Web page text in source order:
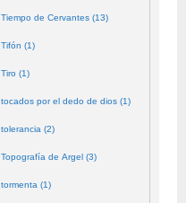
Tiempo de Cervantes (13)
Tifón (1)
Tiro (1)
tocados por el dedo de dios (1)
tolerancia (2)
Topografía de Argel (3)
tormenta (1)